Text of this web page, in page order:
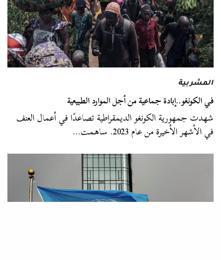
المشربية
في الكونغو..إبادة جماعية من أجل الموارد الطبيعية
شهدت جمهورية الكونغو الديمقراطية تصاعدًا في أعمال العنف
في الأشهر الأخيرة من عام 2023. ساهمت…